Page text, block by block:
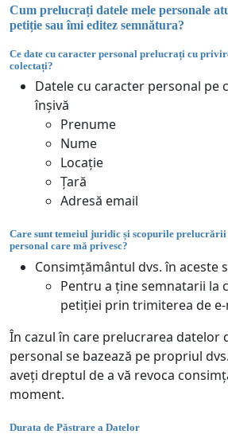
Cum prelucrați datele mele personale
petiție sau îmi editez semnătura?
Ce date cu caracter personal prelucrați cu
colectați?
Datele cu caracter personal pe
înșivă
Prenume
Nume
Locație
Țară
Adresă email
Care sunt temeiul juridic și scopurile
personal care mă privesc?
Consimțământul dvs. în aceste
Pentru a ține semnatarii la
petiției prin trimiterea de
În cazul în care prelucrarea datelor
personal se bazează pe propriul
aveți dreptul de a vă revoca
moment.
Durata de Păstrare a Datelor